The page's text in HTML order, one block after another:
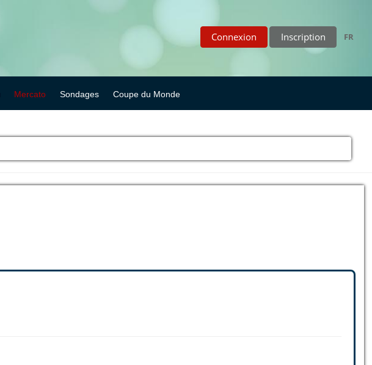
Connexion Inscription FR
Mercato Sondages Coupe du Monde